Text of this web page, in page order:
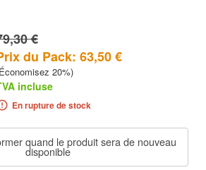
€
du Pack: 63,50 €
20%)
incluse
En rupture de stock
quand le produit sera de nouveau
disponible